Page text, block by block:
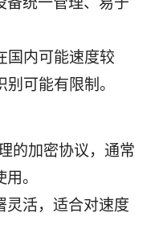
国内可能速度较
可能有限制。
的加密协议，通常
。
灵活，适合对速度